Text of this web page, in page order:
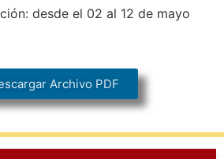
desde el 02 al 12 de mayo
Archivo PDF